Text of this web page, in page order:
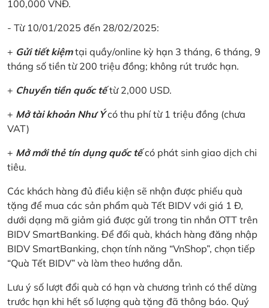
100,000 VNĐ.
- Từ 10/01/2025 đến 28/02/2025:
+ Gửi tiết kiệmtại quầy/online kỳ hạn 3 tháng, 6 tháng, 9
tháng số tiền từ 200 triệu đồng; không rút trước hạn.
+ Chuyển tiền quốc tếtừ 2,000 USD.
+ Mở tài khoản Như Ýcó thu phí từ 1 triệu đồng (chưa
VAT)
+ Mở mới thẻ tín dụng quốc tếcó phát sinh giao dịch chi
tiêu.
Các khách hàng đủ điều kiện sẽ nhận được phiếu quà
tặng để mua các sản phẩm quà Tết BIDV với giá 1 Đ,
dưới dạng mã giảm giá được gửi trong tin nhắn OTT trên
BIDV SmartBanking. Để đối quà, khách hàng đăng nhập
BIDV SmartBanking, chọn tính năng “VnShop”, chọn tiếp
“Quà Tết BIDV” và làm theo hướng dẫn.
Lưu ý số lượt đổi quà có hạn và chương trình có thể dừng
trước hạn khi hết số lượng quà tặng đã thông báo. Quý